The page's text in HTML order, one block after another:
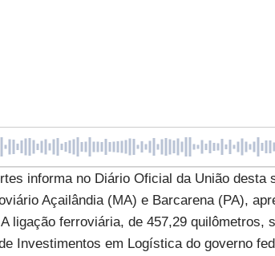
informa no Diário Oficial da União desta
Açailândia (MA) e Barcarena (PA),
ligação ferroviária, de 457,29 quilômetros,
Investimentos em Logística do governo